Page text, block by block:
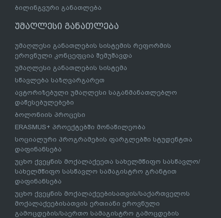
ბილინგვური განათლება
უმაღლესი განათლება
უმაღლესი განათლების სისტემის რეფორმის
ეროვნული კონცეფცია შემუშავდა
უმაღლესი განათლების სისტემა
სწავლება საზღვარგარეთ
ავტორიზებული უმაღლესი საგანმანათლებლო
დაწესებულებები
ბოლონიის პროცესი
ERASMUS+ პროექტებში მონაწილეობა
სოციალური პროგრამების ფარგლებში სტუდენტთა
დაფინანსება
უცხო ქვეყნის მოქალაქეეთა სახელმწიფო სასწავლო/
სახელმწიფო სასწავლო სამაგისტრო გრანტით
დაფინანსება
უცხო ქვეყნის მოქალაქეებისათვის/საქართველოს
მოქალაქეებისათვის ერთიანი ეროვნული
გამოცდების/საერთო სამაგისტრო გამოცდების